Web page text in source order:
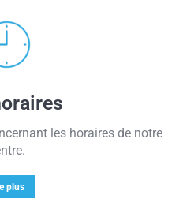
les horaires de notre
plus